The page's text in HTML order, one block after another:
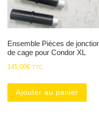
Ensemble Pièces de
de cage pour Condor XL
145,00€ TTC
Ajouter au panier